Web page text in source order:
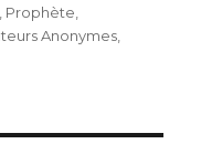
Prophète
Anonymes